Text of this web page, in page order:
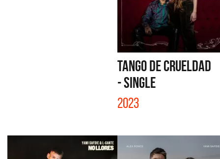
TANGO DE CRUELDAD
- SINGLE
2023